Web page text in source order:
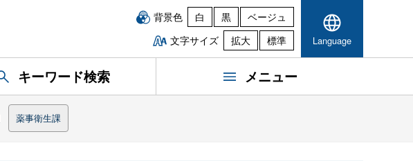
背景色 白 黒
ベージュ
文字サイズ
拡大 標準 Language
キーワード検索 メニュー
薬事衛生課